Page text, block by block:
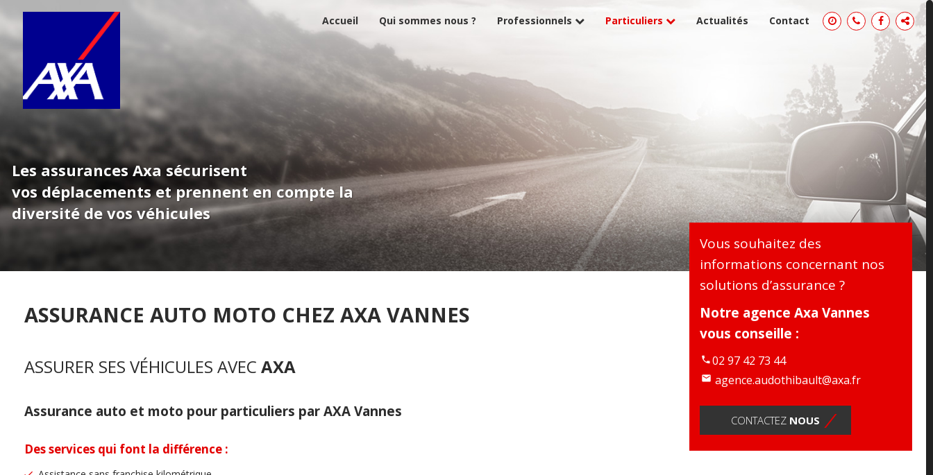
Accueil Qui sommes nous ? Professionnels Particuliers Actualités Contact
Les assurances Axa sécurisent
vos déplacements et prennent en compte la
diversité de vos véhicules
ASSURANCE AUTO MOTO CHEZ AXA VANNES
ASSURER SES VÉHICULES AVECAXA
Assurance auto et moto pour particuliers par AXA Vannes
Des services qui font la différence :
Vous souhaitez des
informations concernant nos
solutions d’assurance ?
Notre agence Axa Vannes
vous conseille :
02 97 42 73 44
agence.audothibault@axa.fr
CONTACTEZ NOUS